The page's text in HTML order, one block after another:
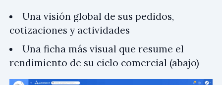
Una visión global de sus pedidos,
cotizaciones y actividades
Una ficha más visual que resume el
rendimiento de su ciclo comercial (abajo)